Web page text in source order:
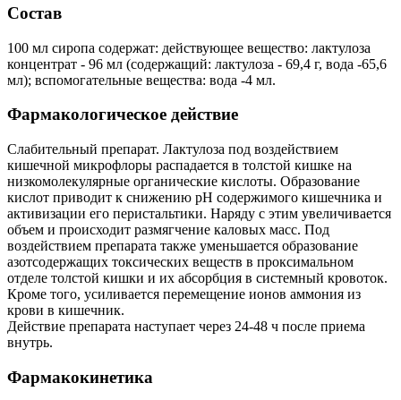
Состав
100 мл сиропа содержат: действующее вещество: лактулоза
концентрат - 96 мл (содержащий: лактулоза - 69,4 г, вода -65,6
мл); вспомогательные вещества: вода -4 мл.
Фармакологическое действие
Слабительный препарат. Лактулоза под воздействием
кишечной микрофлоры распадается в толстой кишке на
низкомолекулярные органические кислоты. Образование
кислот приводит к снижению pH содержимого кишечника и
активизации его перистальтики. Наряду с этим увеличивается
объем и происходит размягчение каловых масс. Под
воздействием препарата также уменьшается образование
азотсодержащих токсических веществ в проксимальном
отделе толстой кишки и их абсорбция в системный кровоток.
Кроме того, усиливается перемещение ионов аммония из
крови в кишечник.
Действие препарата наступает через 24-48 ч после приема
внутрь.
Фармакокинетика